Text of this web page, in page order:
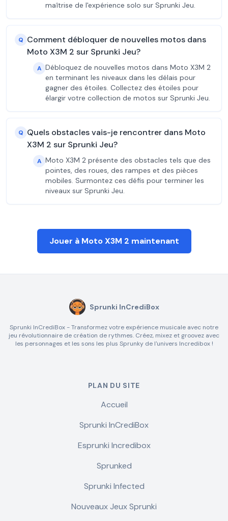
maîtrise de l'expérience solo sur Sprunki Jeu.
Q Comment débloquer de nouvelles motos dans
Moto X3M 2 sur Sprunki Jeu?
A Débloquez de nouvelles motos dans Moto X3M 2
en terminant les niveaux dans les délais pour
gagner des étoiles. Collectez des étoiles pour
élargir votre collection de motos sur Sprunki Jeu.
Q Quels obstacles vais-je rencontrer dans Moto
X3M 2 sur Sprunki Jeu?
A Moto X3M 2 présente des obstacles tels que des
pointes, des roues, des rampes et des pièces
mobiles. Surmontez ces défis pour terminer les
niveaux sur Sprunki Jeu.
Jouer à Moto X3M 2 maintenant
Sprunki InCrediBox
Sprunki InCrediBox - Transformez votre expérience musicale avec notre
jeu révolutionnaire de création de rythmes. Créez, mixez et groovez avec
les personnages et les sons les plus Sprunky de l'univers Incredibox !
PLAN DU SITE
Accueil
Sprunki InCrediBox
Esprunki Incredibox
Sprunked
Sprunki Infected
Nouveaux Jeux Sprunki